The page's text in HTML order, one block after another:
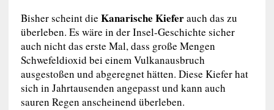
Bisher scheint die Kanarische Kieferauch das zu
überleben. Es wäre in der Insel-Geschichte sicher
auch nicht das erste Mal, dass große Mengen
Schwefeldioxid bei einem Vulkanausbruch
ausgestoßen und abgeregnet hätten. Diese Kiefer hat
sich in Jahrtausenden angepasst und kann auch
sauren Regen anscheinend überleben.